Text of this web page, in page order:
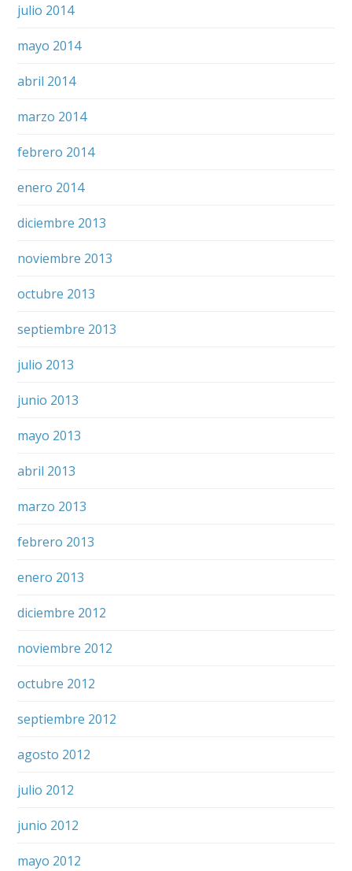
julio 2014
mayo 2014
abril 2014
marzo 2014
febrero 2014
enero 2014
diciembre 2013
noviembre 2013
octubre 2013
septiembre 2013
julio 2013
junio 2013
mayo 2013
abril 2013
marzo 2013
febrero 2013
enero 2013
diciembre 2012
noviembre 2012
octubre 2012
septiembre 2012
agosto 2012
julio 2012
junio 2012
mayo 2012